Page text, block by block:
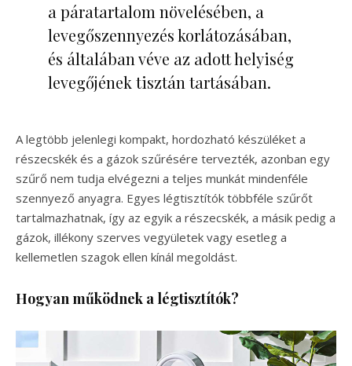
a páratartalom növelésében, a
levegőszennyezés korlátozásában,
és általában véve az adott helyiség
levegőjének tisztán tartásában.
A legtöbb jelenlegi kompakt, hordozható készüléket a
részecskék és a gázok szűrésére tervezték, azonban egy
szűrő nem tudja elvégezni a teljes munkát mindenféle
szennyező anyagra. Egyes légtisztítók többféle szűrőt
tartalmazhatnak, így az egyik a részecskék, a másik pedig a
gázok, illékony szerves vegyületek vagy esetleg a
kellemetlen szagok ellen kínál megoldást.
Hogyan működnek a légtisztítók?